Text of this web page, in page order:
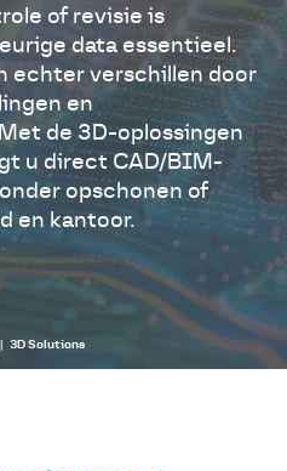
of revisie is
data essentieel.
echter verschillen door
en
de 3D-oplossingen
u direct CAD/BIM-
opschonen of
en kantoor.
3D Solutions